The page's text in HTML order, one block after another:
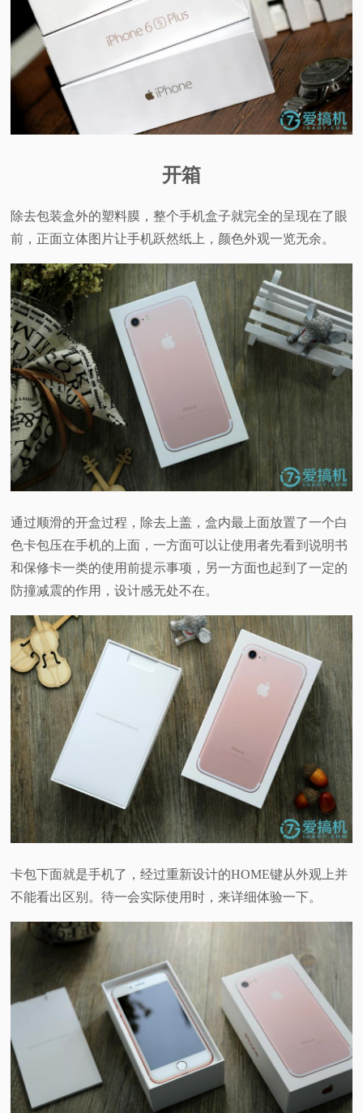
开箱
除去包装盒外的塑料膜，整个手机盒子就完全的呈现在了眼
前，正面立体图片让手机跃然纸上，颜色外观一览无余。
通过顺滑的开盒过程，除去上盖，盒内最上面放置了一个白
色卡包压在手机的上面，一方面可以让使用者先看到说明书
和保修卡一类的使用前提示事项，另一方面也起到了一定的
防撞减震的作用，设计感无处不在。
卡包下面就是手机了，经过重新设计的HOME键从外观上并
不能看出区别。待一会实际使用时，来详细体验一下。